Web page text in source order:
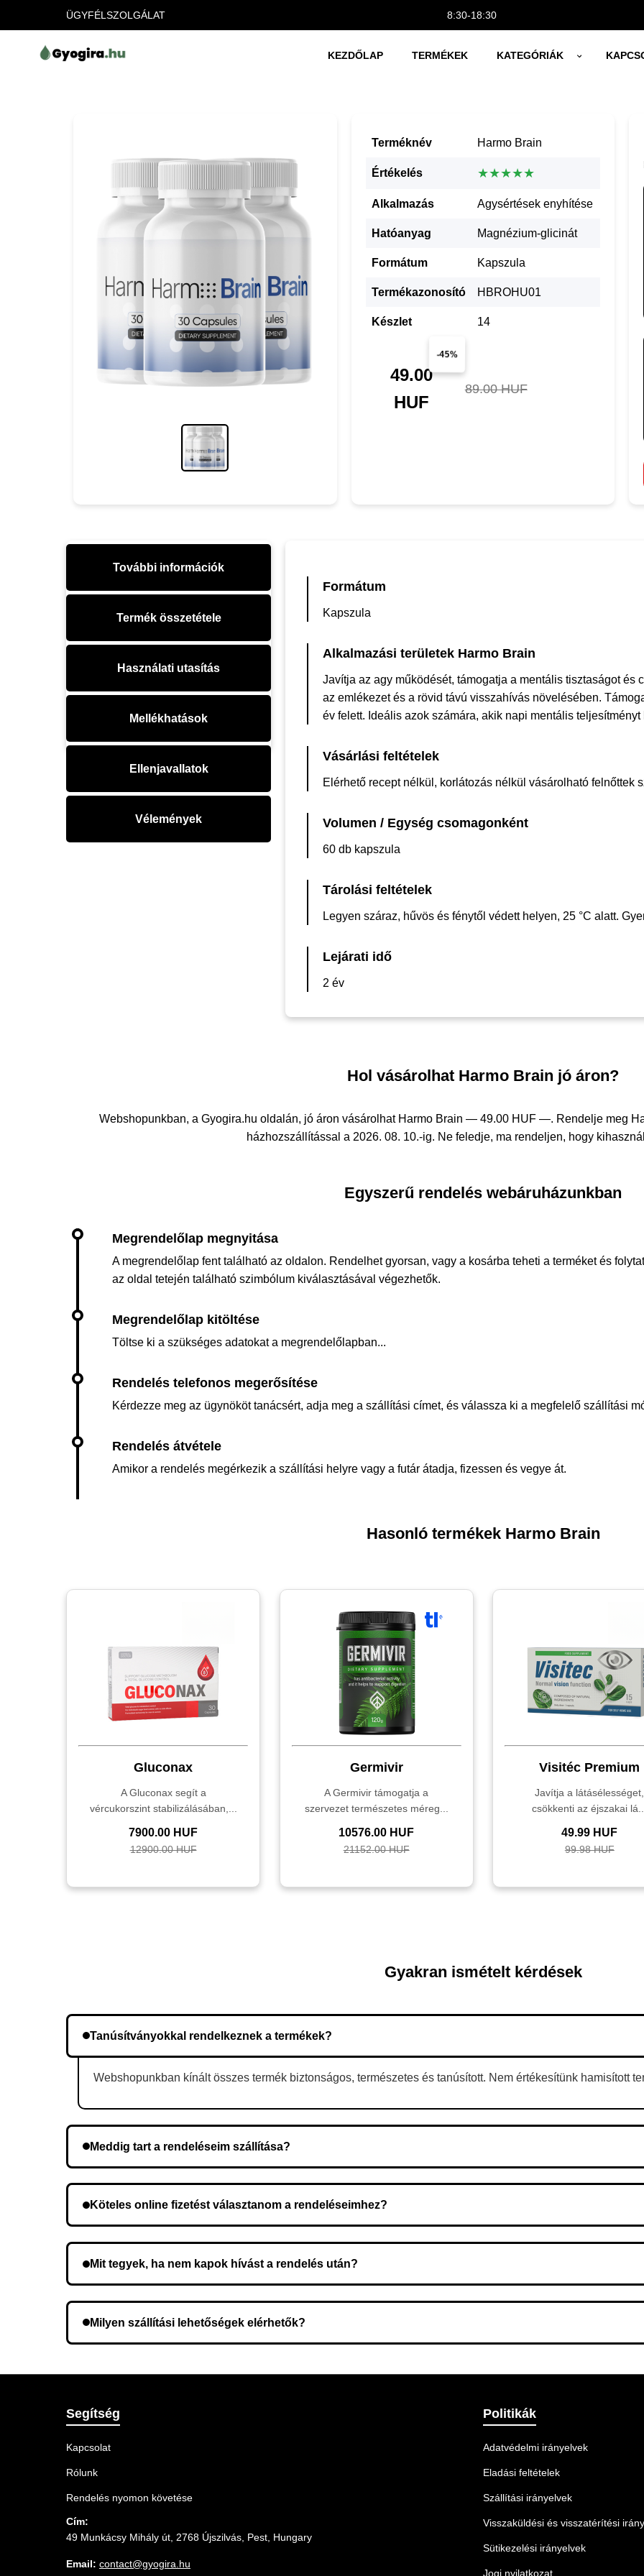
ÜGYFÉLSZOLGÁLAT 8:30-18:30
KEZDŐLAP TERMÉKEK KATEGÓRIÁK
Terméknév Harmo Brain
Értékelés ★★★★★
Alkalmazás Agysértések enyhítése
Hatóanyag Magnézium-glicinát
Formátum Kapszula
Termékazonosító HBROHU01
Készlet 14
-45%
49.00
HUF
89.00 HUF
További információk
Termék összetétele
Használati utasítás
Mellékhatások
Ellenjavallatok
Vélemények
Formátum
Kapszula
Alkalmazási területek Harmo Brain
Javítja az agy működését, támogatja a mentális tisztaságot és
az emlékezet és a rövid távú visszahívás növelésében.
év felett. Ideális azok számára, akik napi mentális
Vásárlási feltételek
Elérhető recept nélkül, korlátozás nélkül vásárolható felnőttek
Volumen / Egység csomagonként
60 db kapszula
Tárolási feltételek
Legyen száraz, hűvös és fénytől védett helyen, 25 °C alatt.
Lejárati idő
2 év
Hol vásárolhat Harmo Brain jó áron?
Webshopunkban, a Gyogira.hu oldalán, jó áron vásárolhat Harmo Brain — 49.00 HUF —. Rendelje meg
házhozszállítással a 2026. 08. 10.-ig. Ne feledje, ma rendeljen, hogy
Egyszerű rendelés webáruházunkban
A megrendelőlap fent található az oldalon. Rendelhet gyorsan, vagy a kosárba teheti a terméket és
az oldal tetején található szimbólum kiválasztásával végezhetők.
Töltse ki a szükséges adatokat a megrendelőlapban...
Kérdezze meg az ügynököt tanácsért, adja meg a szállítási címet, és válassza ki a megfelelő szállítási
Amikor a rendelés megérkezik a szállítási helyre vagy a futár átadja, fizessen és vegye át.
Hasonló termékek Harmo Brain
Gluconax
A Gluconax segít a
vércukorszint stabilizálásában,...
7900.00 HUF
12900.00 HUF
Germivir
A Germivir támogatja a
szervezet természetes méreg...
10576.00 HUF
21152.00 HUF
Visitéc Premium
Javítja a látásélességet,
csökkenti az éjszakai lá...
49.99 HUF
99.98 HUF
Gyakran ismételt kérdések
Tanúsítványokkal rendelkeznek a termékek?
Webshopunkban kínált összes termék biztonságos, természetes és tanúsított. Nem értékesítünk hamisított
Meddig tart a rendeléseim szállítása?
Köteles online fizetést választanom a rendeléseimhez?
Mit tegyek, ha nem kapok hívást a rendelés után?
Milyen szállítási lehetőségek elérhetők?
Segítség
Kapcsolat
Rólunk
Rendelés nyomon követése
Cím:
49 Munkácsy Mihály út, 2768 Újszilvás, Pest, Hungary
Email: contact@gyogira.hu
Politikák
Adatvédelmi irányelvek
Eladási feltételek
Szállítási irányelvek
Visszaküldési és visszatérítési
Sütikezelési irányelvek
Jogi nyilatkozat